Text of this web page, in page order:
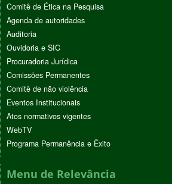
Comitê de Ética na Pesquisa
Agenda de autoridades
Auditoria
Ouvidoria e SIC
Procuradoria Jurídica
Comissões Permanentes
Comitê de não violência
Eventos Institucionais
Atos normativos vigentes
WebTV
Programa Permanência e Êxito
Menu de Relevância